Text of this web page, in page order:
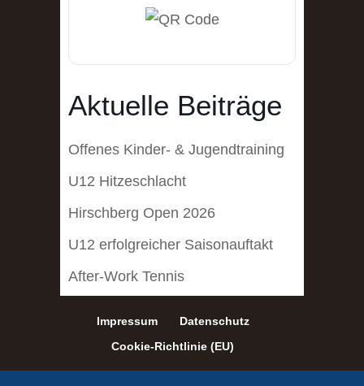
Aktuelle Beiträge
Offenes Kinder- & Jugendtraining
U12 Hitzeschlacht
Hirschberg Open 2026
U12 erfolgreicher Saisonauftakt
After-Work Tennis
Impressum
Datenschutz
Cookie-Richtlinie (EU)